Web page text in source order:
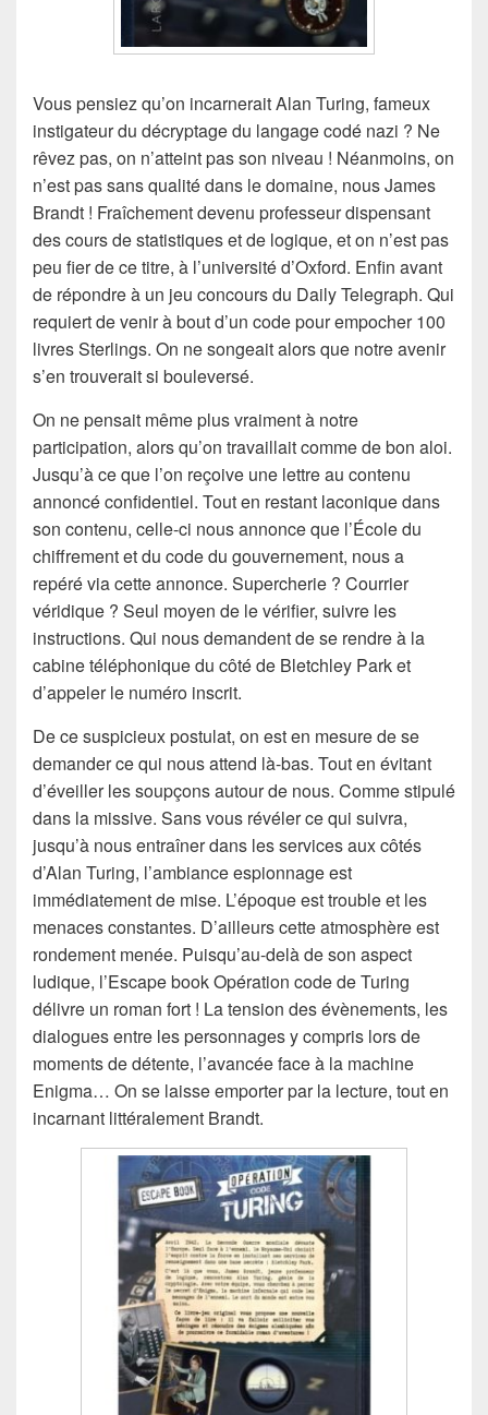
Vous pensiez qu’on incarnerait Alan Turing, fameux
instigateur du décryptage du langage codé nazi ? Ne
rêvez pas, on n’atteint pas son niveau ! Néanmoins, on
n’est pas sans qualité dans le domaine, nous James
Brandt ! Fraîchement devenu professeur dispensant
des cours de statistiques et de logique, et on n’est pas
peu fier de ce titre, à l’université d’Oxford. Enfin avant
de répondre à un jeu concours du Daily Telegraph. Qui
requiert de venir à bout d’un code pour empocher 100
livres Sterlings. On ne songeait alors que notre avenir
s’en trouverait si bouleversé.
On ne pensait même plus vraiment à notre
participation, alors qu’on travaillait comme de bon aloi.
Jusqu’à ce que l’on reçoive une lettre au contenu
annoncé confidentiel. Tout en restant laconique dans
son contenu, celle-ci nous annonce que l’École du
chiffrement et du code du gouvernement, nous a
repéré via cette annonce. Supercherie ? Courrier
véridique ? Seul moyen de le vérifier, suivre les
instructions. Qui nous demandent de se rendre à la
cabine téléphonique du côté de Bletchley Park et
d’appeler le numéro inscrit.
De ce suspicieux postulat, on est en mesure de se
demander ce qui nous attend là-bas. Tout en évitant
d’éveiller les soupçons autour de nous. Comme stipulé
dans la missive. Sans vous révéler ce qui suivra,
jusqu’à nous entraîner dans les services aux côtés
d’Alan Turing, l’ambiance espionnage est
immédiatement de mise. L’époque est trouble et les
menaces constantes. D’ailleurs cette atmosphère est
rondement menée. Puisqu’au-delà de son aspect
ludique, l’Escape book Opération code de Turing
délivre un roman fort ! La tension des évènements, les
dialogues entre les personnages y compris lors de
moments de détente, l’avancée face à la machine
Enigma… On se laisse emporter par la lecture, tout en
incarnant littéralement Brandt.